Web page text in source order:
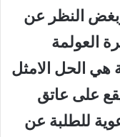
وبغض النظر عن
العولمة
هي الحل الامثل
على عاتق
للطلبة عن